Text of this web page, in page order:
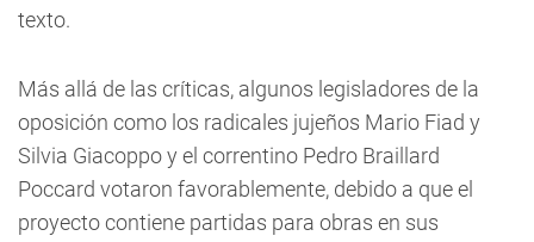
texto.
Más allá de las críticas, algunos legisladores de la
oposición como los radicales jujeños Mario Fiad y
Silvia Giacoppo y el correntino Pedro Braillard
Poccard votaron favorablemente, debido a que el
proyecto contiene partidas para obras en sus